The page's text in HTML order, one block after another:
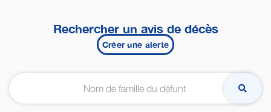
Rechercher un avis de décès
Créer une alerte